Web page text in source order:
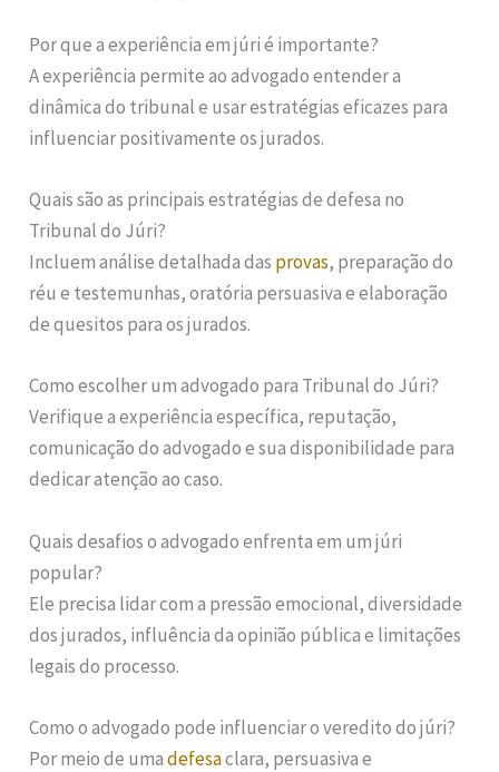
Por que a experiência em júri é importante?
A experiência permite ao advogado entender a
dinâmica do tribunal e usar estratégias eficazes para
influenciar positivamente os jurados.
Quais são as principais estratégias de defesa no
Tribunal do Júri?
Incluem análise detalhada das provas, preparação do
réu e testemunhas, oratória persuasiva e elaboração
de quesitos para os jurados.
Como escolher um advogado para Tribunal do Júri?
Verifique a experiência específica, reputação,
comunicação do advogado e sua disponibilidade para
dedicar atenção ao caso.
Quais desafios o advogado enfrenta em um júri
popular?
Ele precisa lidar com a pressão emocional, diversidade
dos jurados, influência da opinião pública e limitações
legais do processo.
Como o advogado pode influenciar o veredito do júri?
Por meio de umadefesaclara, persuasiva e